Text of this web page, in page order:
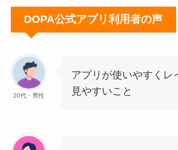
DOPA公式アプリ利用者の声
20代・男性
アプリが使いやすくレ
見やすいこと